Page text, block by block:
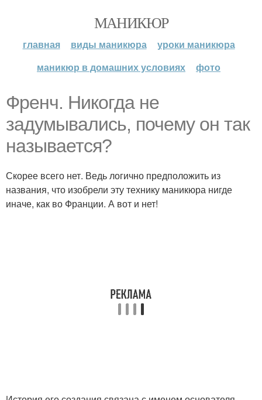
МАНИКЮР
главная виды маникюра
уроки маникюра
маникюр в домашних условиях
фото
Френч. Никогда не
задумывались, почему он так
называется?
Скорее всего нет. Ведь логично предположить из
названия, что изобрели эту технику маникюра нигде
иначе, как во Франции. А вот и нет!